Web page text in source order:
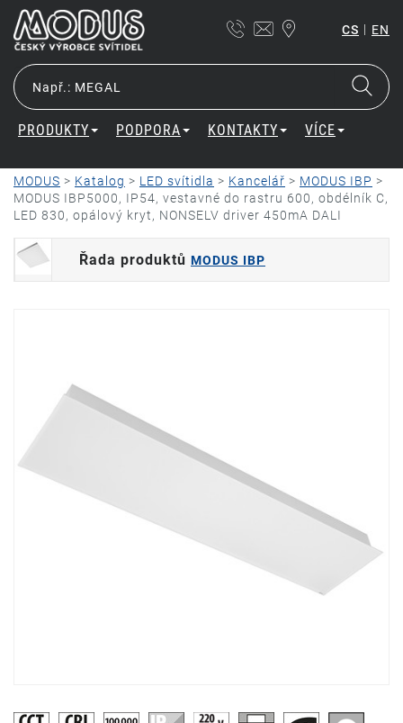
CS | EN
PRODUKTY PODPORA KONTAKTY VÍCE
MODUS > Katalog > LED svítidla > Kancelář > MODUS IBP >
MODUS IBP5000, IP54, vestavné do rastru 600, obdélník C,
LED 830, opálový kryt, NONSELV driver 450mA DALI
Řada produktů MODUS IBP